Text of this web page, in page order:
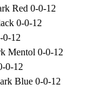
Red 0-0-12
0-0-12
0-12
Mentol 0-0-12
0-12
Blue 0-0-12